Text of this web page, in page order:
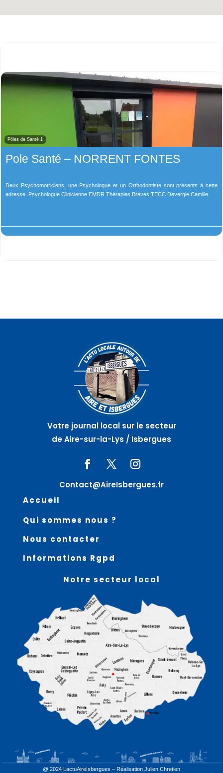
Pôles de Santé 1
Pole Santé – NORRENT FONTES
Deux Psychomotriciens, une Psychologue et un Orthodontiste sont présents à cette
adresse. Psychologue Clinicienne EMDR Thérapies Brèves TECC Devergie Camille
Votre journal local sur le secteur
de Aire-sur-la-Lys / Isbergues
Contact@AireIsbergues.fr
Accueil
Qui sommes nous ?
Nous contacter
Informations Rgpd
Notre secteur local
@ 2024 LactuAireIsbergues – Réalisation Julien Chretien